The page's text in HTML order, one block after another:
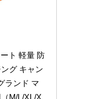
ト 軽量 防
グ キャン
ランド マ
M/L/XL/X